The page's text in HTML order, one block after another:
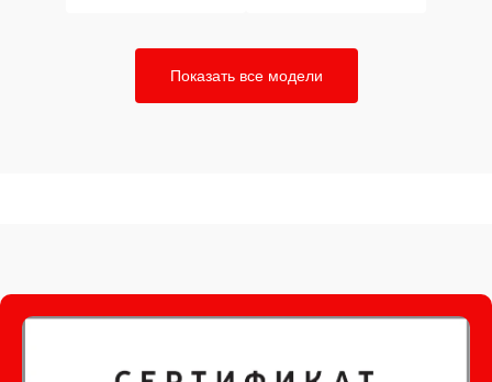
Показать все модели